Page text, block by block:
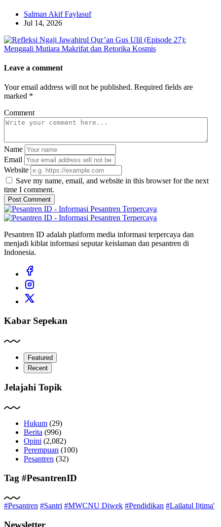
Salman Akif Faylasuf
Jul 14, 2026
Leave a comment
Your email address will not be published. Required fields are
marked *
Comment
Name
Email
Website
Save my name, email, and website in this browser for the next
time I comment.
Post Comment
Pesantren ID adalah platform media informasi terpercaya dan
menjadi kiblat informasi seputar keislaman dan pesantren di
Indonesia.
Kabar Sepekan
Featured
Recent
Jelajahi Topik
Hukum (29)
Berita (996)
Opini (2,082)
Perempuan (100)
Pesantren (32)
Tag #PesantrenID
#Pesantren #Santri #MWCNU Diwek #Pendidikan #Lailatul Ijtima'
Newsletter